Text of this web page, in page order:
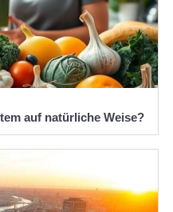
auf natürliche Weise?